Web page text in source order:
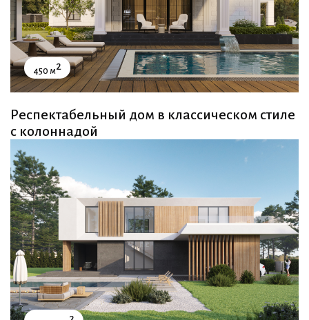
450 м2
Респектабельный дом в классическом стиле
с колоннадой